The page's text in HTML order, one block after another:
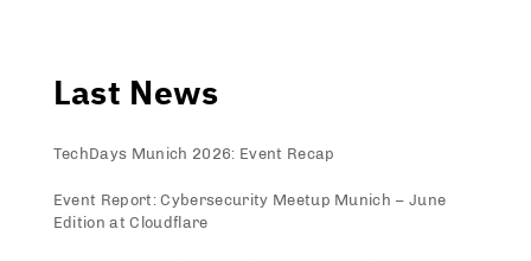
Last News
TechDays Munich 2026: Event Recap
Event Report: Cybersecurity Meetup Munich – June
Edition at Cloudflare